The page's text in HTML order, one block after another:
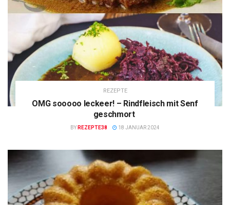
REZEPTE
OMG sooooo leckeer! – Rindfleisch mit Senf
geschmort
BY REZEPTE38 18 JANUAR 2024